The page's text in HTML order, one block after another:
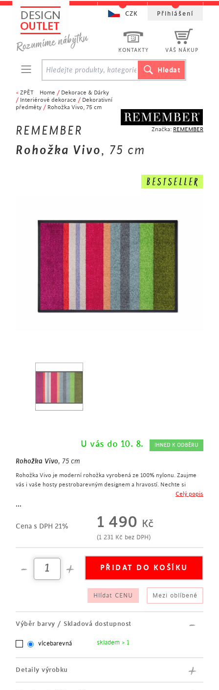
Značka: REMEMBER
< ZPĚT Home / Dekorace & Dárky
/ Interiérové dekorace / Dekorativní
předměty / Rohožka Vivo, 75 cm
REMEMBER
Rohožka Vivo, 75 cm
U vás do 10. 8. IHNED K ODBĚRU
Rohožka Vivo, 75 cm
Rohožka Vivo je moderní rohožka vyrobená ze 100% nylonu. Zaujme
vás i vaše hosty pestrobarevným designem a hravostí. Nechte si
zpříjemnit odchod a příchod do vašeho obydlí touto rohožkou!
vyrobeno ze 100% nylonu
pestrobarevný design a hravost
...
Celý popis
Cena s DPH 21% 1 490 Kč
(1 231 Kč bez DPH)
Hlídat CENU Mezi oblíbené
Výběr barvy / Skladová dostupnost
vícebarevná skladem > 1
Detaily výrobku
KONTAKTY VÁŠ NÁKUP
CZK Přihlášení